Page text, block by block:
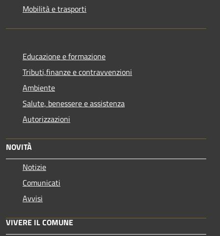
Mobilità e trasporti
Educazione e formazione
Tributi,finanze e contravvenzioni
Ambiente
Salute, benessere e assistenza
Autorizzazioni
NOVITÀ
Notizie
Comunicati
Avvisi
VIVERE IL COMUNE